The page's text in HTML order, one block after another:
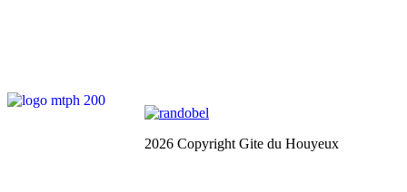
2026 Copyright Gite du Houyeux